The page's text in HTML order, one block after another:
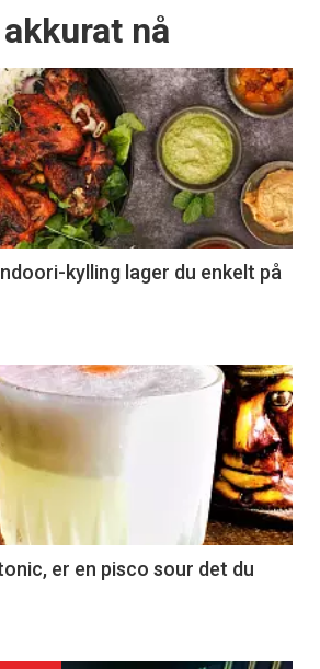
nå
kylling lager du enkelt på
er en pisco sour det du